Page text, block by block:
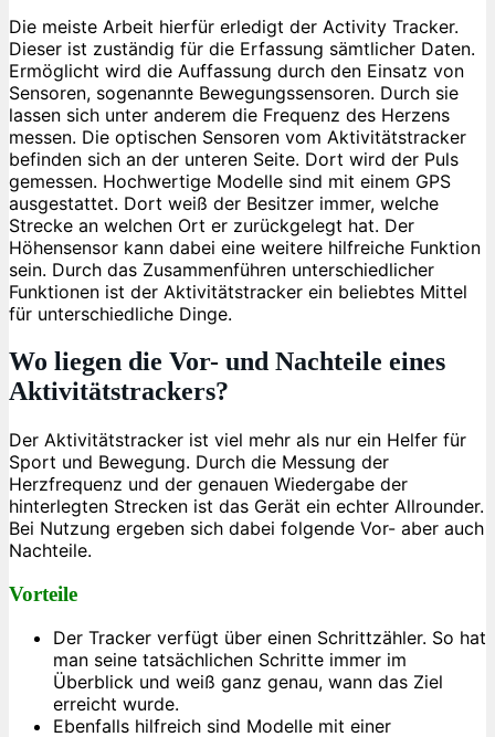
Die meiste Arbeit hierfür erledigt der Activity Tracker.
Dieser ist zuständig für die Erfassung sämtlicher Daten.
Ermöglicht wird die Auffassung durch den Einsatz von
Sensoren, sogenannte Bewegungssensoren. Durch sie
lassen sich unter anderem die Frequenz des Herzens
messen. Die optischen Sensoren vom Aktivitätstracker
befinden sich an der unteren Seite. Dort wird der Puls
gemessen. Hochwertige Modelle sind mit einem GPS
ausgestattet. Dort weiß der Besitzer immer, welche
Strecke an welchen Ort er zurückgelegt hat. Der
Höhensensor kann dabei eine weitere hilfreiche Funktion
sein. Durch das Zusammenführen unterschiedlicher
Funktionen ist der Aktivitätstracker ein beliebtes Mittel
für unterschiedliche Dinge.
Wo liegen die Vor- und Nachteile eines
Aktivitätstrackers?
Der Aktivitätstracker ist viel mehr als nur ein Helfer für
Sport und Bewegung. Durch die Messung der
Herzfrequenz und der genauen Wiedergabe der
hinterlegten Strecken ist das Gerät ein echter Allrounder.
Bei Nutzung ergeben sich dabei folgende Vor- aber auch
Nachteile.
Vorteile
Der Tracker verfügt über einen Schrittzähler. So hat
man seine tatsächlichen Schritte immer im
Überblick und weiß ganz genau, wann das Ziel
erreicht wurde.
Ebenfalls hilfreich sind Modelle mit einer